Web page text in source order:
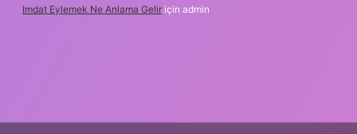
Imdat Eylemek Ne Anlama Gelir için admin